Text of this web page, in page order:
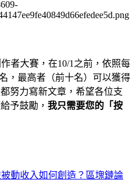
者大賽，在10/1之前，依照每
，最高者（前十名）可以獲得
努力寫新文章，希望各位支
予鼓勵， 我只需要您的「按
動收入如何創造？區塊鏈論